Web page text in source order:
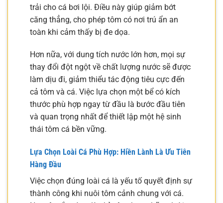
trải cho cá bơi lội. Điều này giúp giảm bớt
căng thẳng, cho phép tôm có nơi trú ẩn an
toàn khi cảm thấy bị đe dọa.
Hơn nữa, với dung tích nước lớn hơn, mọi sự
thay đổi đột ngột về chất lượng nước sẽ được
làm dịu đi, giảm thiểu tác động tiêu cực đến
cả tôm và cá. Việc lựa chọn một bể có kích
thước phù hợp ngay từ đầu là bước đầu tiên
và quan trọng nhất để thiết lập một hệ sinh
thái tôm cá bền vững.
Lựa Chọn Loài Cá Phù Hợp: Hiền Lành Là Ưu Tiên
Hàng Đầu
Việc chọn đúng loài cá là yếu tố quyết định sự
thành công khi nuôi tôm cảnh chung với cá.